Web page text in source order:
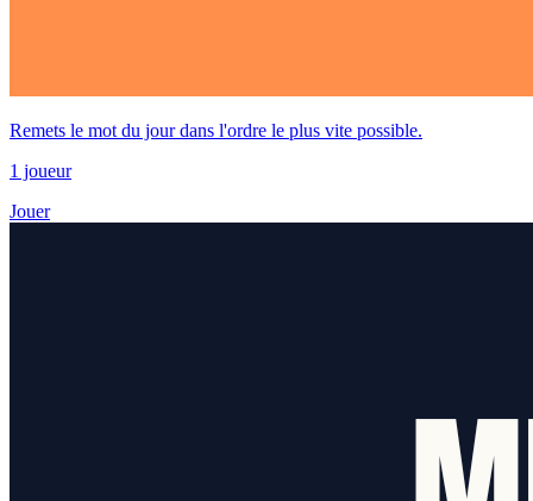
Remets le mot du jour dans l'ordre le plus vite possible.
1 joueur
Jouer